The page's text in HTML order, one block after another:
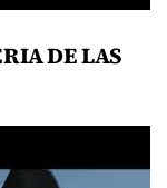
DE LAS